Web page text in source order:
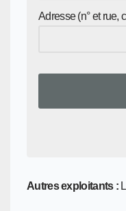
Adresse (n° et rue,
Autres exploitants :